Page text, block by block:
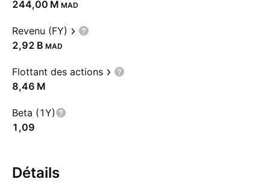
‪244,00 M‬ MAD
Revenu (FY)
‪2,92 B‬ MAD
Flottant des actions
‪8,46 M‬
Beta (1Y)
1,09
Détails